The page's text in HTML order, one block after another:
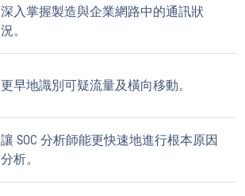
深入掌握製造與企業網路中的通訊狀
況。
更早地識別可疑流量及橫向移動。
讓 SOC 分析師能更快速地進行根本原因
分析。